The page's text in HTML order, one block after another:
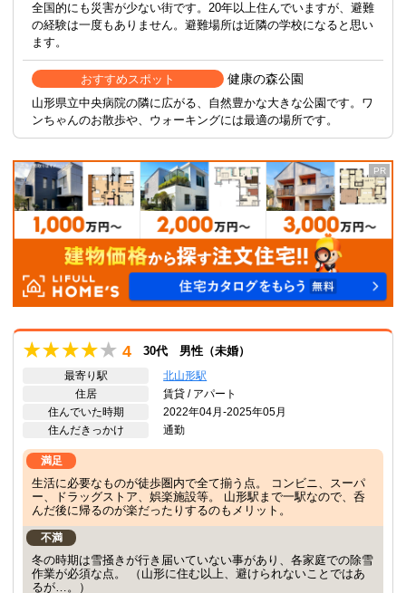
全国的にも災害が少ない街です。20年以上住んでいますが、避難
の経験は一度もありません。避難場所は近隣の学校になると思い
ます。
おすすめスポット 健康の森公園
山形県立中央病院の隣に広がる、自然豊かな大きな公園です。ワ
ンちゃんのお散歩や、ウォーキングには最適の場所です。
4 30代 男性（未婚）
最寄り駅
北山形駅
住居
賃貸 / アパート
住んでいた時期
2022年04月-2025年05月
住んだきっかけ
通勤
満足
生活に必要なものが徒歩圏内で全て揃う点。 コンビニ、スーパ
ー、ドラッグストア、娯楽施設等。 山形駅まで一駅なので、呑
んだ後に帰るのが楽だったりするのもメリット。
不満
冬の時期は雪掻きが行き届いていない事があり、各家庭での除雪
作業が必須な点。 （山形に住む以上、避けられないことではあ
るが…。）